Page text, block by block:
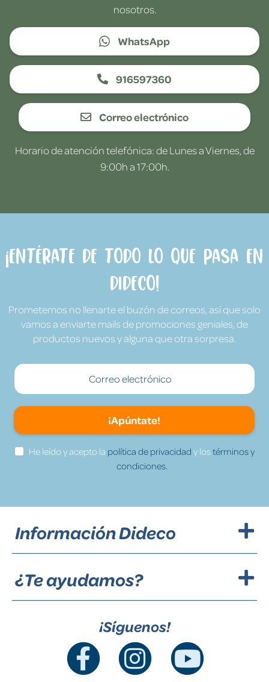
nosotros.
WhatsApp
916597360
Correo electrónico
Horario de atención telefónica: de Lunes a Viernes, de
9:00h a 17:00h.
¡Entérate de todo lo que pasa en
Dideco!
Prometemos no llenarte el buzón de correos, así que solo
vamos a enviarte mails de promociones geniales, de
productos nuevos y alguna que otra sorpresa.
¡Apúntate!
He leído y acepto la política de privacidad y lostérminos y
condiciones.
Información Dideco
¿Te ayudamos?
¡Síguenos!